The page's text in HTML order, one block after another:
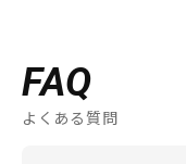
FAQ
よくある質問